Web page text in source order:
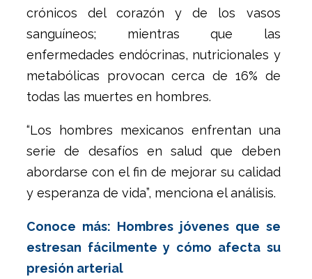
crónicos del corazón y de los vasos
sanguíneos; mientras que las
enfermedades endócrinas, nutricionales y
metabólicas provocan cerca de 16% de
todas las muertes en hombres.
“Los hombres mexicanos enfrentan una
serie de desafíos en salud que deben
abordarse con el fin de mejorar su calidad
y esperanza de vida”, menciona el análisis.
Conoce más: Hombres jóvenes que se
estresan fácilmente y cómo afecta su
presión arterial